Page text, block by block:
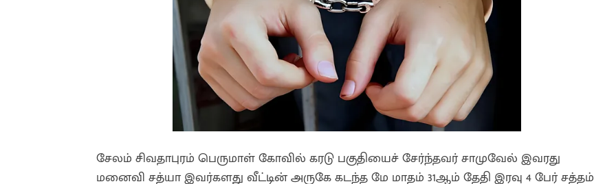
சேலம் சிவதாபுரம் பெருமாள் கோவில் கரடு பகுதியைச் சேர்ந்தவர் சாமுவேல் இவரது
மனைவி சத்யா இவர்களது வீட்டின் அருகே கடந்த மே மாதம் 31ஆம் தேதி இரவு 4 பேர் சத்தம்